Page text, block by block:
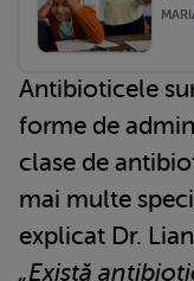
Antibioticele
forme de
clase de
mai multe
explicat Dr.
„Există